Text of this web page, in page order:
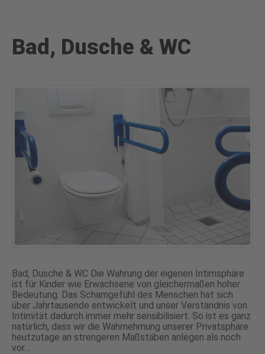
Bad, Dusche & WC
Bad, Dusche & WC Die Wahrung der eigenen Intimsphäre
ist für Kinder wie Erwachsene von gleichermaßen hoher
Bedeutung. Das Schamgefühl des Menschen hat sich
über Jahrtausende entwickelt und unser Verständnis von
Intimität dadurch immer mehr sensibilisiert. So ist es ganz
natürlich, dass wir die Wahrnehmung unserer Privatsphäre
heutzutage an strengeren Maßstäben anlegen als noch
vor…